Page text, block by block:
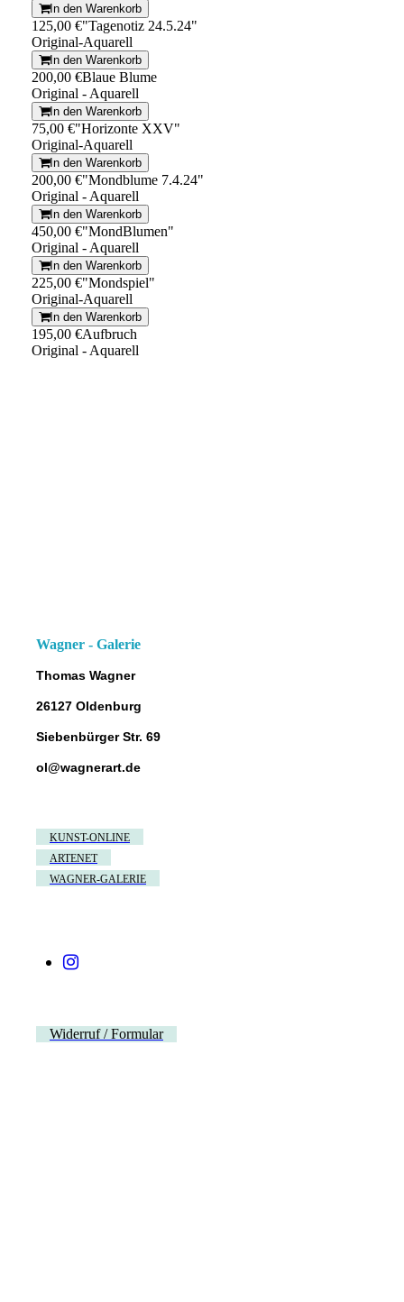
In den Warenkorb
125,00 €"Tagenotiz 24.5.24"
Original-Aquarell
In den Warenkorb
200,00 €Blaue Blume
Original - Aquarell
In den Warenkorb
75,00 €"Horizonte XXV"
Original-Aquarell
In den Warenkorb
200,00 €"Mondblume 7.4.24"
Original - Aquarell
In den Warenkorb
450,00 €"MondBlumen"
Original - Aquarell
In den Warenkorb
225,00 €"Mondspiel"
Original-Aquarell
In den Warenkorb
195,00 €Aufbruch
Original - Aquarell
Wagner - Galerie
Thomas Wagner
26127 Oldenburg
Siebenbürger Str. 69
ol@wagnerart.de
KUNST-ONLINE
ARTENET
WAGNER-GALERIE
Widerruf / Formular